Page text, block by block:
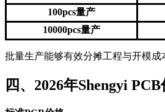
100pcs量产
10000pcs量产
批量生产能够有效分摊工程与开模成
四、2026年Shengyi